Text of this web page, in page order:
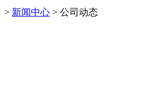
> 新闻中心 > 公司动态